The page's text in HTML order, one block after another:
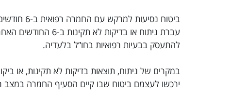
ביטוח
עברת ניתוח או
להתעסק בבעיות רפואיות בחו”ל בלעדיה.
במקרים של ניתוח, תוצאות בדיקות לא תקינות, או
ירכשו לעצמם ביטוח שבו קיים הסעיף החמרה במצב